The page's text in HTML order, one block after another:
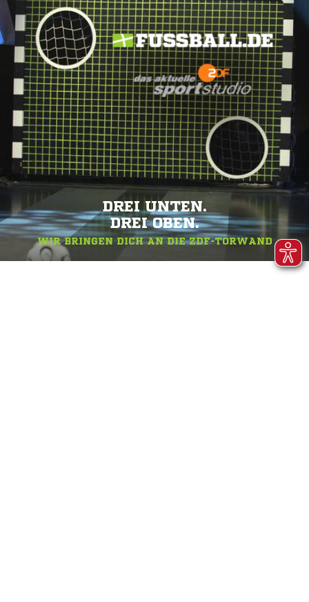
DREI UNTEN.
DREI OBEN.
WIR BRINGEN DICH AN DIE ZDF-TORWAND